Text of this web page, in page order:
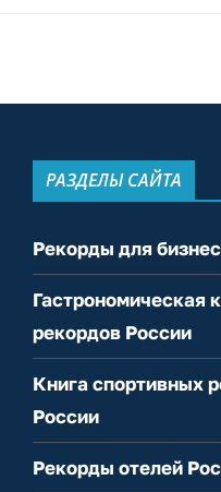
РАЗДЕЛЫ САЙТА
Рекорды для
Гастрономическая
рекордов России
Книга спортивных
России
Рекорды отелей